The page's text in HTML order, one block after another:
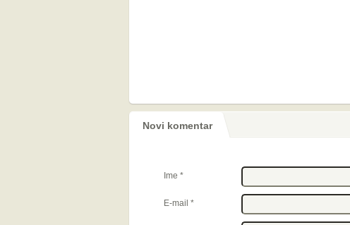
Novi komentar
Ime *
E-mail *